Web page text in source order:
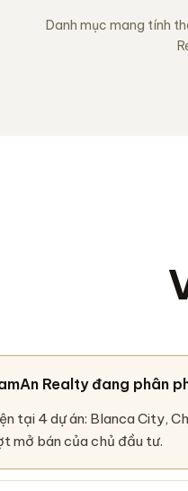
Danh mục mang tính
Realty đang phân
tại 4 dự án: Blanca City,
mở bán của chủ đầu tư.